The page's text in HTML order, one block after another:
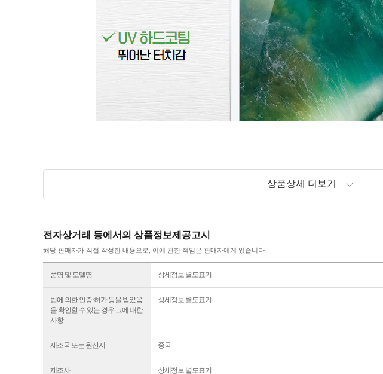
상품상세 더보기
전자상거래 등에서의 상품정보제공고시
해당 판매자가 직접 작성한 내용으로, 이에 관한 책임은 판매자에게 있습니다
품명 및 모델명 상세정보 별도표기
법에 의한 인증·허가 등을 받았음
을 확인할 수 있는 경우 그에 대한
사항
상세정보 별도표기
제조국 또는 원산지 중국
제조사 상세정보 별도표기